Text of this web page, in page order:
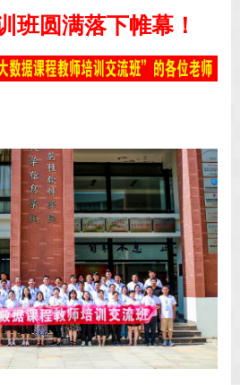
班圆满落下帷幕！